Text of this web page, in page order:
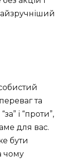
та
і “проти”,
для вас.
бути
чому